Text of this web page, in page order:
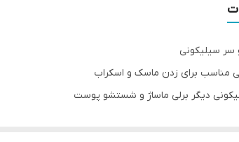
سر سیلیکونی
مناسب برای زدن ماسک و اسکراب
دیگر برلی ماساژ و شستشو پوست